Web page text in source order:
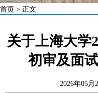
首页 > 正文
关于上海大学
初审及面
2026年05月